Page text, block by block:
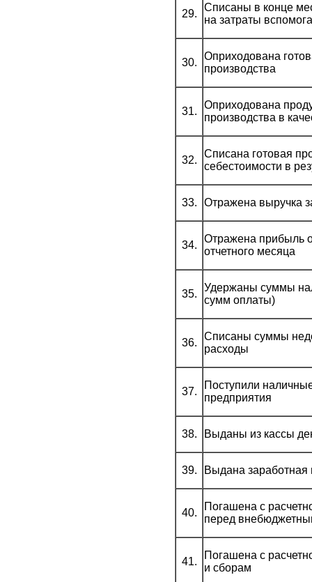
29.
Списаны в конце
на затраты
30.
Оприходована
производства
31.
Оприходована
производства в
32.
Списана готовая
себестоимости в
33. Отражена выручка
34.
Отражена прибыль
отчетного месяца
35.
Удержаны суммы
сумм оплаты)
36.
Списаны суммы
расходы
37.
Поступили
предприятия
38. Выданы из кассы
39. Выдана заработная
40.
Погашена с
перед
41.
Погашена с
и сборам